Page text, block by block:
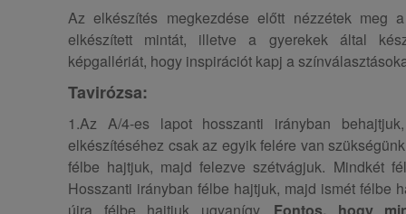
Az elkészítés megkezdése előtt nézzétek meg
elkészített mintát, illetve a gyerekek által
képgallériát, hogy inspirációt kapj a
Tavirózsa:
1.Az A/4-es lapot hosszanti irányban
elkészítéséhez csak az egyik felére van
félbe hajtjuk, majd felezve szétvágjuk. Mindkét
Hosszanti irányban félbe hajtjuk, majd ismét félbe